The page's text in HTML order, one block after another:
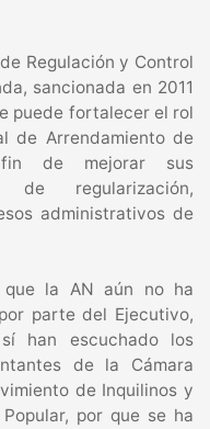
Regulación y Control
sancionada en 2011
puede fortalecer el rol
de Arrendamiento de
de mejorar sus
regularización,
administrativos de
la AN aún no ha
parte del Ejecutivo,
han escuchado los
de la Cámara
de Inquilinos y
por que se ha